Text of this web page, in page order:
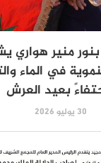
منير هواري
في الماء
بعيد العرش
30 يوليو 2026